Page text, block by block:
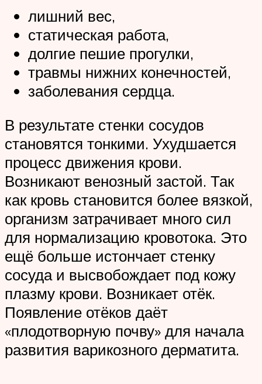
лишний вес,
статическая работа,
долгие пешие прогулки,
травмы нижних конечностей,
заболевания сердца.
В результате стенки сосудов
становятся тонкими. Ухудшается
процесс движения крови.
Возникают венозный застой. Так
как кровь становится более вязкой,
организм затрачивает много сил
для нормализацию кровотока. Это
ещё больше истончает стенку
сосуда и высвобождает под кожу
плазму крови. Возникает отёк.
Появление отёков даёт
«плодотворную почву» для начала
развития варикозного дерматита.